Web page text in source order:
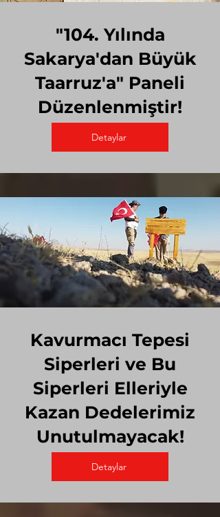
"104. Yılında
Sakarya'dan Büyük
Taarruz'a" Paneli
Düzenlenmiştir!
Detaylar
Kavurmacı Tepesi
Siperleri ve Bu
Siperleri Elleriyle
Kazan Dedelerimiz
Unutulmayacak!
Detaylar